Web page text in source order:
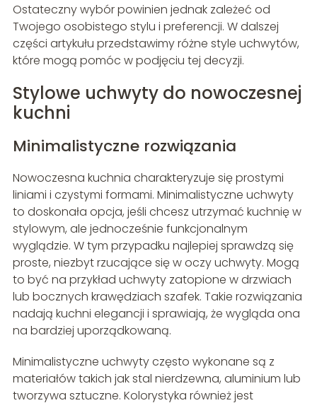
Ostateczny wybór powinien jednak zależeć od
Twojego osobistego stylu i preferencji. W dalszej
części artykułu przedstawimy różne style uchwytów,
które mogą pomóc w podjęciu tej decyzji.
Stylowe uchwyty do nowoczesnej
kuchni
Minimalistyczne rozwiązania
Nowoczesna kuchnia charakteryzuje się prostymi
liniami i czystymi formami. Minimalistyczne uchwyty
to doskonała opcja, jeśli chcesz utrzymać kuchnię w
stylowym, ale jednocześnie funkcjonalnym
wyglądzie. W tym przypadku najlepiej sprawdzą się
proste, niezbyt rzucające się w oczy uchwyty. Mogą
to być na przykład uchwyty zatopione w drzwiach
lub bocznych krawędziach szafek. Takie rozwiązania
nadają kuchni elegancji i sprawiają, że wygląda ona
na bardziej uporządkowaną.
Minimalistyczne uchwyty często wykonane są z
materiałów takich jak stal nierdzewna, aluminium lub
tworzywa sztuczne. Kolorystyka również jest